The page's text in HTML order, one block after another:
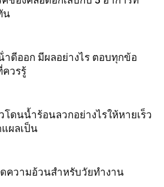
น
าดีออก มีผลอย่างไร ตอบทุกข้อ
ควรรู้
โดนน้ำร้อนลวกอย่างไรให้หายเร็ว
แผลเป็น
ความอ้วนสำหรับวัยทำงาน